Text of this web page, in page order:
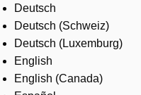
About us
Where to buy
Contact us
Careers
Deutsch
Deutsch (Schweiz)
Deutsch (Luxemburg)
English
English (Canada)